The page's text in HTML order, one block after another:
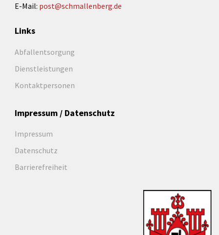
E-Mail: post@schmallenberg.de
Links
Abfallentsorgung
Dienstleistungen
Kontaktpersonen
Impressum / Datenschutz
Impressum
Datenschutz
Barrierefreiheit